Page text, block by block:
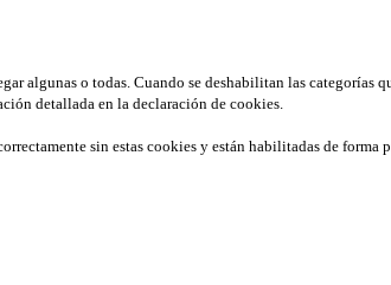
algunas o todas. Cuando se deshabilitan las categorías
detallada en la declaración de cookies.
sin estas cookies y están habilitadas de forma